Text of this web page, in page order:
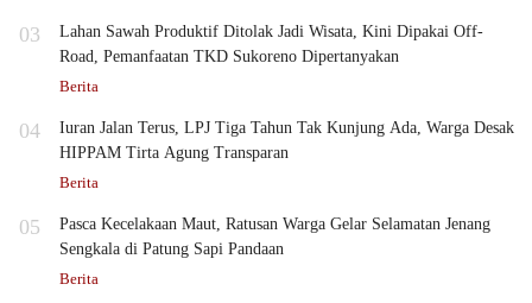
03
Lahan Sawah Produktif Ditolak Jadi Wisata, Kini Dipakai Off-
Road, Pemanfaatan TKD Sukoreno Dipertanyakan
Berita
04
Iuran Jalan Terus, LPJ Tiga Tahun Tak Kunjung Ada, Warga Desak
HIPPAM Tirta Agung Transparan
Berita
05
Pasca Kecelakaan Maut, Ratusan Warga Gelar Selamatan Jenang
Sengkala di Patung Sapi Pandaan
Berita